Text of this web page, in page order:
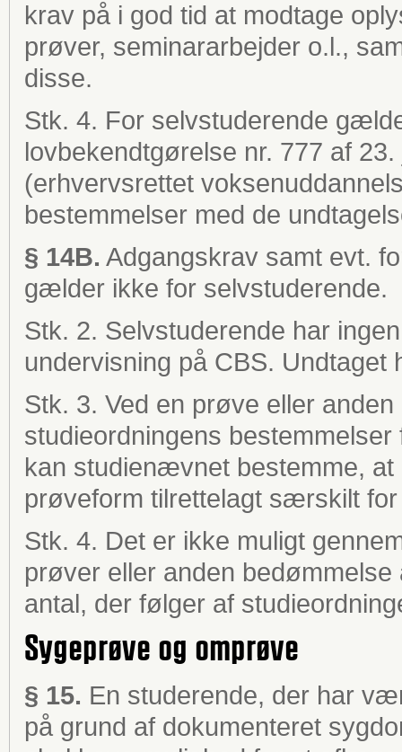
krav på i god tid at modtage
prøver, seminararbejder o.l.,
disse.
Stk. 4. For selvstuderende
lovbekendtgørelse nr. 777 af
(erhvervsrettet
bestemmelser med de
§ 14B. Adgangskrav samt evt.
gælder ikke for selvstuderende.
Stk. 2. Selvstuderende har
undervisning på CBS.
Stk. 3. Ved en prøve eller
studieordningens
kan studienævnet bestemme,
prøveform tilrettelagt særskilt
Stk. 4. Det er ikke muligt
prøver eller anden
antal, der følger af
Sygeprøve og omprøve
§ 15. En studerende, der har
på grund af dokumenteret